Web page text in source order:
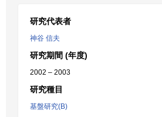
研究代表者
神谷 信夫
研究期間 (年度)
2002 – 2003
研究種目
基盤研究(B)